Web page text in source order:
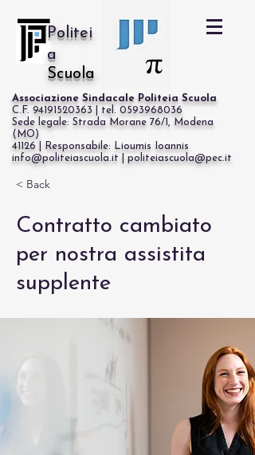
Politei
a
Scuola
Associazione Sindacale Politeia Scuola
C.F. 94191520363 | tel. 0593968036
Sede legale: Strada Morane 76/1, Modena
(MO)
41126 | Responsabile: Lioumis Ioannis
info@politeiascuola.it | politeiascuola@pec.it
< Back
Contratto cambiato
per nostra assistita
supplente